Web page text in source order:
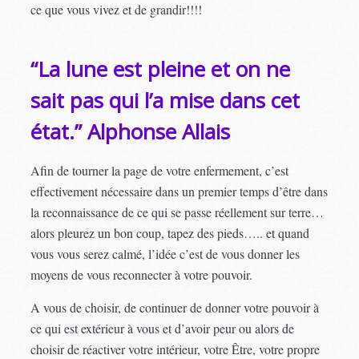
ce que vous vivez et de grandir!!!!
“La lune est pleine et on ne
sait pas qui l’a mise dans cet
état.” Alphonse Allais
Afin de tourner la page de votre enfermement, c’est
effectivement nécessaire dans un premier temps d’être dans
la reconnaissance de ce qui se passe réellement sur terre…
alors pleurez un bon coup, tapez des pieds….. et quand
vous vous serez calmé, l’idée c’est de vous donner les
moyens de vous reconnecter à votre pouvoir.
A vous de choisir, de continuer de donner votre pouvoir à
ce qui est extérieur à vous et d’avoir peur ou alors de
choisir de réactiver votre intérieur, votre Être, votre propre